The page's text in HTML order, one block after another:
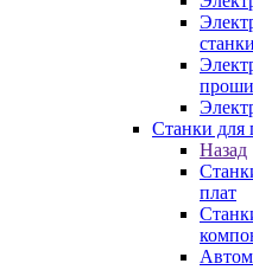
станки
Станки для
Назад
плат